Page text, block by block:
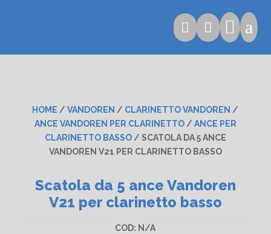
   a
HOME /VANDOREN / CLARINETTO VANDOREN /
ANCE VANDOREN PER CLARINETTO/ ANCE PER
CLARINETTO BASSO/ SCATOLA DA 5 ANCE
VANDOREN V21 PER CLARINETTO BASSO
Scatola da 5 ance Vandoren
V21 per clarinetto basso
COD: N/A